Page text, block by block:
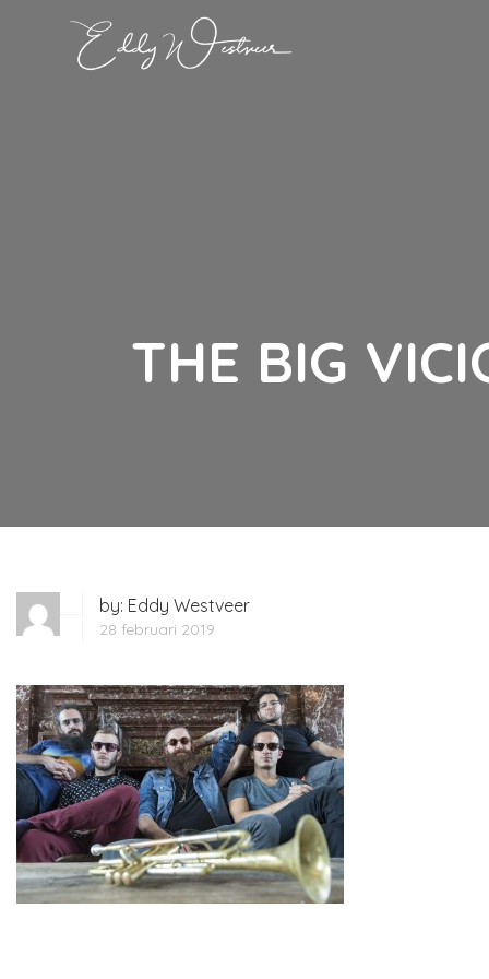
THE BIG
by: Eddy Westveer
28 februari 2019